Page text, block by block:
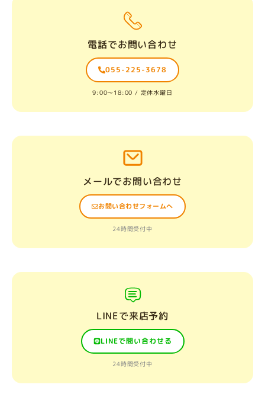
電話でお問い合わせ
055-225-3678
9:00〜18:00 / 定休水曜日
メールでお問い合わせ
お問い合わせフォームへ
24時間受付中
LINEで来店予約
LINEで問い合わせる
24時間受付中